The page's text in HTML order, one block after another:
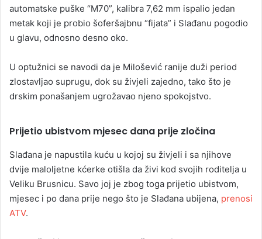
automatske puške “M70”, kalibra 7,62 mm ispalio jedan
metak koji je probio šoferšajbnu “fijata” i Slađanu pogodio
u glavu, odnosno desno oko.
U optužnici se navodi da je Milošević ranije duži period
zlostavljao suprugu, dok su živjeli zajedno, tako što je
drskim ponašanjem ugrožavao njeno spokojstvo.
Prijetio ubistvom mjesec dana prije zločina
Slađana je napustila kuću u kojoj su živjeli i sa njihove
dvije maloljetne kćerke otišla da živi kod svojih roditelja u
Veliku Brusnicu. Savo joj je zbog toga prijetio ubistvom,
mjesec i po dana prije nego što je Slađana ubijena, prenosi
ATV.